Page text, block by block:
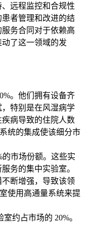
远程监控和合规性
者管理和改进的结
务合同对于依赖高
了这一领域的发
。他们拥有设备齐
特别是在风湿病学
病导致的住院人数
统的集成使该细分市
的市场份额。这些实
务的集中实验室。
断增强，导致该领
使用高通量系统来提
约占市场的 20%。